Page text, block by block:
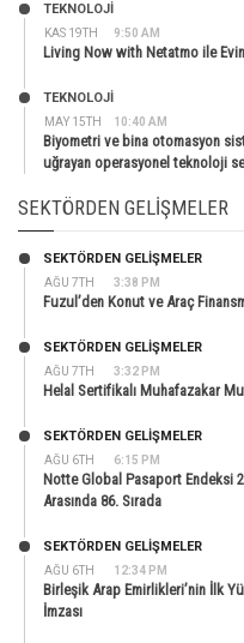
KAS 19TH 9:50 AM
TEKNOLOJİ
Living Now with Netatmo ile
MAY 15TH 10:40 AM
TEKNOLOJİ
Biyometri ve bina otomasyon
uğrayan operasyonel teknoloji
SEKTÖRDEN GELIŞMELER
AĞU 7TH 3:38 PM
SEKTÖRDEN GELIŞMELER
Fuzul’den Konut ve Araç
AĞU 7TH 3:32 PM
SEKTÖRDEN GELIŞMELER
Helal Sertifikalı Muhafazakar
AĞU 6TH 6:15 PM
SEKTÖRDEN GELIŞMELER
Notte Global Pasaport Endeksi
Arasında 86. Sırada
AĞU 6TH 12:34 PM
SEKTÖRDEN GELIŞMELER
Birleşik Arap Emirlikleri’nin İlk
İmzası